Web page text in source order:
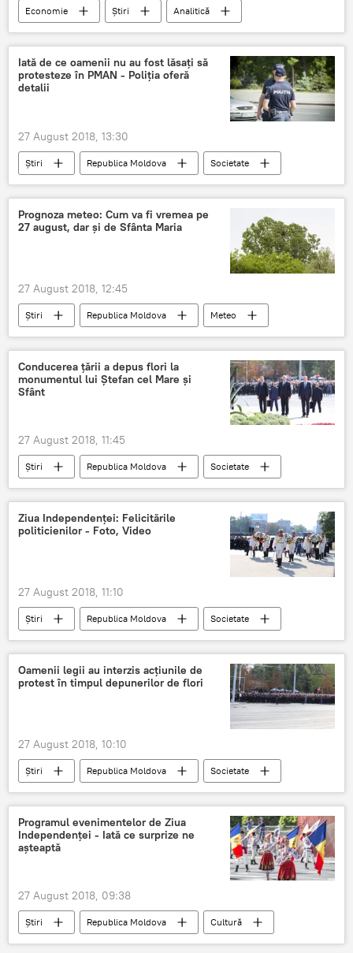
Economie Știri
Analitică
Republica Moldova
Podcasturi
Tehnologii
Societate
În lume
Informații
Podcasturi
Ion Sula
Iată de ce oamenii nu au fost lăsați să
protesteze în PMAN - Poliția oferă
detalii
27 August 2018, 13:30
Știri Republica Moldova
Societate
Moldova
oameni
protestatari
Prognoza meteo: Cum va fi vremea pe
27 august, dar și de Sfânta Maria
27 August 2018, 12:45
Știri Republica Moldova
Meteo
Moldova
meteo
vreme
Sfânta Maria
prognoze meteo
Conducerea țării a depus flori la
monumentul lui Ștefan cel Mare și
Sfânt
27 August 2018, 11:45
Știri Republica Moldova
Societate
Moldova
depuneri de flori
Ziua Independenței
Ziua Independenței: Felicitările
politicienilor - Foto, Video
27 August 2018, 11:10
Știri Republica Moldova
Societate
Moldova
politicienilor
ziua independenței
Oamenii legii au interzis acțiunile de
protest în timpul depunerilor de flori
27 August 2018, 10:10
Știri Republica Moldova
Societate
Moldova
moldova
ziua independenței
Programul evenimentelor de Ziua
Independenţei - Iată ce surprize ne
așteaptă
27 August 2018, 09:38
Știri Republica Moldova
Cultură
Moldova
program